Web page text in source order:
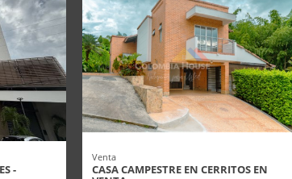
-
Venta
CASA CAMPESTRE EN CERRITOS EN